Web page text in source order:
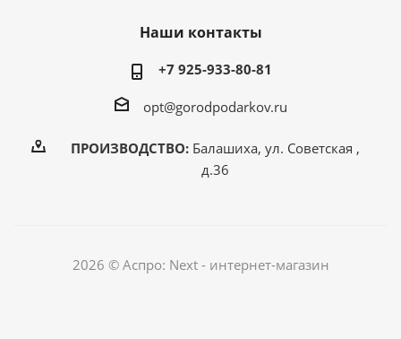
Наши контакты
+7 925-933-80-81
opt@gorodpodarkov.ru
ПРОИЗВОДСТВО:Балашиха, ул. Советская ,
д.36
2026 © Аспро: Next - интернет-магазин